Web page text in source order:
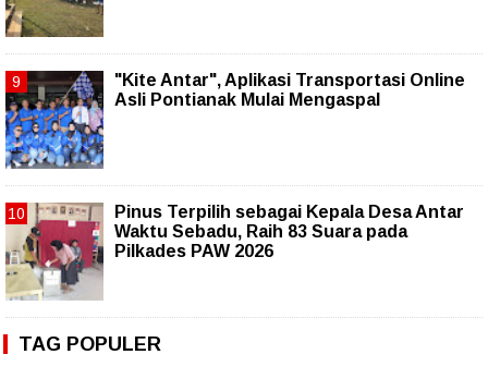
"Kite Antar", Aplikasi Transportasi Online
Asli Pontianak Mulai Mengaspal
Pinus Terpilih sebagai Kepala Desa Antar
Waktu Sebadu, Raih 83 Suara pada
Pilkades PAW 2026
TAG POPULER